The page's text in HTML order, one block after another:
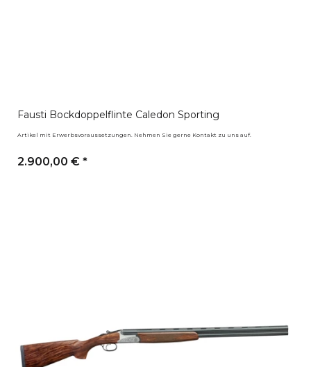
Fausti Bockdoppelflinte Caledon Sporting
Artikel mit Erwerbsvoraussetzungen. Nehmen Sie gerne Kontakt zu uns auf.
2.900,00 € *